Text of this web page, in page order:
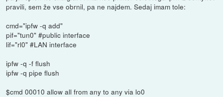
pravili, sem že vse obrnil, pa ne najdem. Sedaj imam tole:
cmd="ipfw -q add"
pif="tun0" #public interface
lif="rl0" #LAN interface
ipfw -q -f flush
ipfw -q pipe flush
$cmd 00010 allow all from any to any via lo0